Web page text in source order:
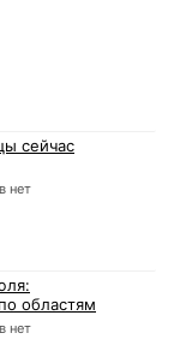
сейчас
нет
областям
нет